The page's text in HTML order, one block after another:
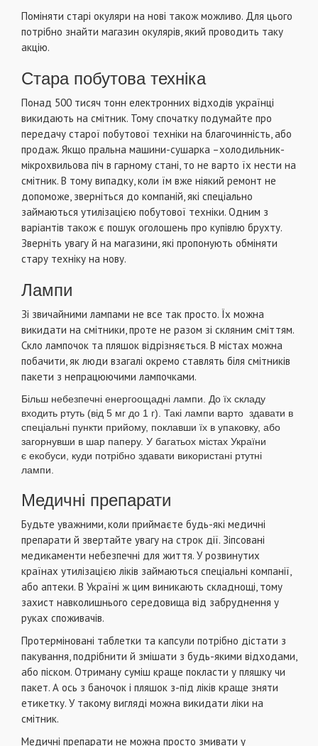
Поміняти старі окуляри на нові також можливо. Для цього
потрібно знайти магазин окулярів, який проводить таку
акцію.
Стара побутова техніка
Понад 500 тисяч тонн електронних відходів українці
викидають на смітник. Тому спочатку подумайте про
передачу старої побутової техніки на благочинність, або
продаж. Якщо пральна машини-сушарка –холодильник-
мікрохвильова піч в гарному стані, то не варто їх нести на
смітник. В тому випадку, коли їм вже ніякий ремонт не
допоможе, зверніться до компаній, які спеціально
займаються утилізацією побутової техніки. Одним з
варіантів також є пошук оголошень про купівлю брухту.
Зверніть увагу й на магазини, які пропонують обміняти
стару техніку на нову.
Лампи
Зі звичайними лампами не все так просто. Їх можна
викидати на смітники, проте не разом зі скляним сміттям.
Скло лампочок та пляшок відрізняється. В містах можна
побачити, як люди взагалі окремо ставлять біля смітників
пакети з непрацюючими лампочками.
Більш небезпечні енергоощадні лампи. До їх складу
входить ртуть (від 5 мг до 1 г). Такі лампи варто здавати в
спеціальні пункти прийому, поклавши їх в упаковку, або
загорнувши в шар паперу. У багатьох містах України
є екобуси, куди потрібно здавати використані ртутні
лампи.
Медичні препарати
Будьте уважними, коли приймаєте будь-які медичні
препарати й звертайте увагу на строк дії. Зіпсовані
медикаменти небезпечні для життя. У розвинутих
країнах утилізацією ліків займаються спеціальні компанії,
або аптеки. В Україні ж цим виникають складнощі, тому
захист навколишнього середовища від забруднення у
руках споживачів.
Протерміновані таблетки та капсули потрібно дістати з
пакування, подрібнити й змішати з будь-якими відходами,
або піском. Отриману суміш краще покласти у пляшку чи
пакет. А ось з баночок і пляшок з-під ліків краще зняти
етикетку. У такому вигляді можна викидати ліки на
смітник.
Медичні препарати не можна просто змивати у